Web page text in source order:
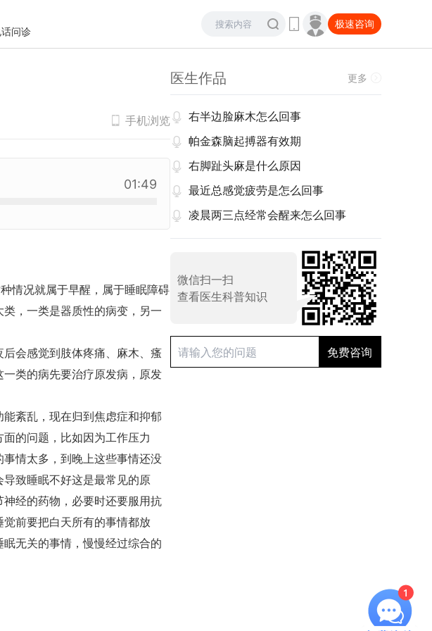
话问诊
极速咨询
手机浏览
01:49
情况就属于早醒，属于睡眠障碍
，一类是器质性的病变，另一
会感觉到肢体疼痛、麻木、瘙
类的病先要治疗原发病，原发
紊乱，现在归到焦虑症和抑郁
的问题，比如因为工作压力
情太多，到晚上这些事情还没
致睡眠不好这是最常见的原
经的药物，必要时还要服用抗
前要把白天所有的事情都放
无关的事情，慢慢经过综合的
医生作品 更多
右半边脸麻木怎么回事
帕金森脑起搏器有效期
右脚趾头麻是什么原因
最近总感觉疲劳是怎么回事
凌晨两三点经常会醒来怎么回事
微信扫一扫
查看医生科普知识